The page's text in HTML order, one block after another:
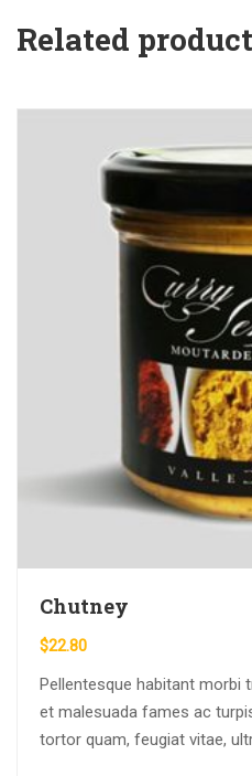
Related
Chutney
$22.80
Pellentesque habitant morbi
et malesuada fames ac
tortor quam, feugiat vitae,